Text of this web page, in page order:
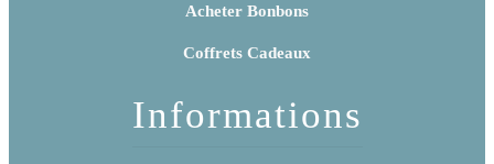
Acheter Bonbons
Coffrets Cadeaux
Informations